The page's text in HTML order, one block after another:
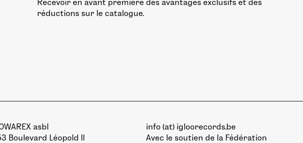
Recevoir en avant première des avantages exclusifs et des
réductions sur le catalogue.
asbl
Boulevard Léopold II
info (at) igloorecords.be
Avec le soutien de la Fédération